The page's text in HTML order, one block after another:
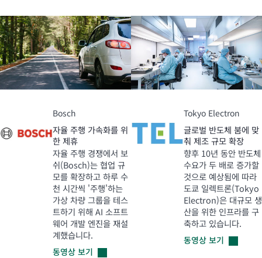
Bosch
자율 주행 가속화를 위
한 제휴
자율 주행 경쟁에서 보
쉬(Bosch)는 협업 규
모를 확장하고 하루 수
천 시간씩 '주행'하는
가상 차량 그룹을 테스
트하기 위해 AI 소프트
웨어 개발 엔진을 재설
계했습니다.
동영상 보기
Tokyo Electron
글로벌 반도체 붐에 맞
춰 제조 규모 확장
향후 10년 동안 반도체
수요가 두 배로 증가할
것으로 예상됨에 따라
도쿄 일렉트론(Tokyo
Electron)은 대규모 생
산을 위한 인프라를 구
축하고 있습니다.
동영상 보기